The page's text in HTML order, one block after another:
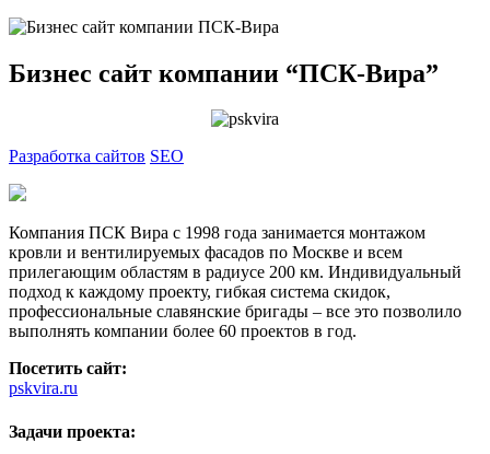
Бизнес сайт компании “ПСК-Вира”
Разработка сайтов SEO
Компания ПСК Вира с 1998 года занимается монтажом
кровли и вентилируемых фасадов по Москве и всем
прилегающим областям в радиусе 200 км. Индивидуальный
подход к каждому проекту, гибкая система скидок,
профессиональные славянские бригады – все это позволило
выполнять компании более 60 проектов в год.
Посетить сайт:
pskvira.ru
Задачи проекта: